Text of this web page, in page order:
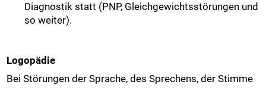
Diagnostik statt (PNP, Gleichgewichtsstörungen und
so weiter).
Logopädie
Bei Störungen der Sprache, des Sprechens, der Stimme